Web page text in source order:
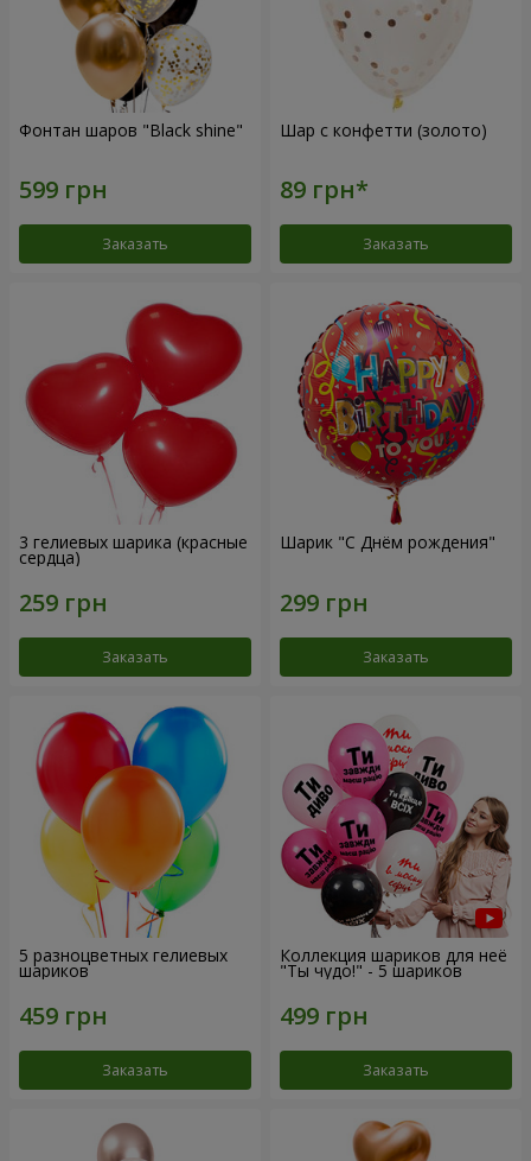
Фонтан шаров "Black shine"
Заказать
Шар с конфетти (золото)
Заказать
3 гелиевых шарика (красные
сердца)
Заказать
Шарик "С Днём рождения"
Заказать
5 разноцветных гелиевых
шариков
Заказать
Коллекция шариков для неё
"Ты чудо!" - 5 шариков
Заказать